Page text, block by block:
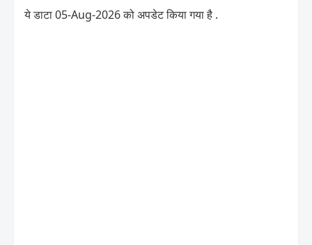
ये डाटा 05-Aug-2026 को अपडेट किया गया है .